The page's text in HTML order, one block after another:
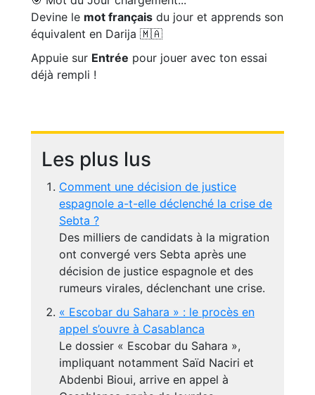
Devine le mot français du jour et apprends son
équivalent en Darija 🇲🇦
Appuie sur Entrée pour jouer avec ton essai
déjà rempli !
Les plus lus
Comment une décision de justice
espagnole a-t-elle déclenché la crise de
Sebta ?
Des milliers de candidats à la migration
ont convergé vers Sebta après une
décision de justice espagnole et des
rumeurs virales, déclenchant une crise.
« Escobar du Sahara » : le procès en
appel s’ouvre à Casablanca
Le dossier « Escobar du Sahara »,
impliquant notamment Saïd Naciri et
Abdenbi Bioui, arrive en appel à